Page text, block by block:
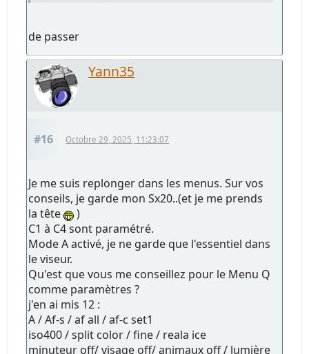
de passer
Yann35
#16 Octobre 29, 2025, 11:23:07
Je me suis replonger dans les menus. Sur vos
conseils, je garde mon Sx20..(et je me prends
la tête
)
C1 à C4 sont paramétré.
Mode A activé, je ne garde que l'essentiel dans
le viseur.
Qu'est que vous me conseillez pour le Menu Q
comme paramètres ?
j'en ai mis 12 :
A / Af-s / af all / af-c set1
iso400 / split color / fine / reala ice
minuteur off/ visage off/ animaux off / lumière